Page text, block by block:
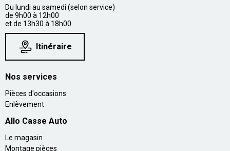
Du lundi au samedi (selon service)
de 9h00 à 12h00
et de 13h30 à 18h00
Itinéraire
Nos services
Pièces d'occasions
Enlèvement
Allo Casse Auto
Le magasin
Montage pièces